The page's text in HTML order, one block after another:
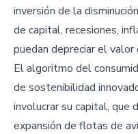
inversión de la
de capital, recesiones,
puedan depreciar el valor
El algoritmo del
de sostenibilidad
involucrar su capital, que
expansión de flotas de